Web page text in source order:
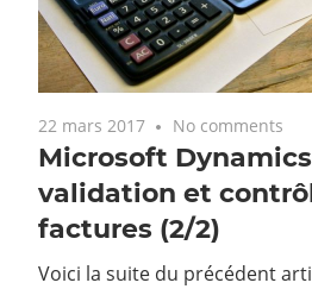
22 mars 2017 No comments
Microsoft
validation et
factures (2/2)
Voici la suite du précédent